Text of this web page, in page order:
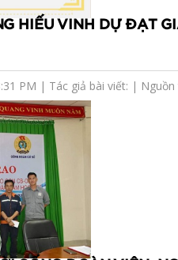
HIẾU VINH DỰ ĐẠT
PM | Tác giả bài viết: | Nguồn